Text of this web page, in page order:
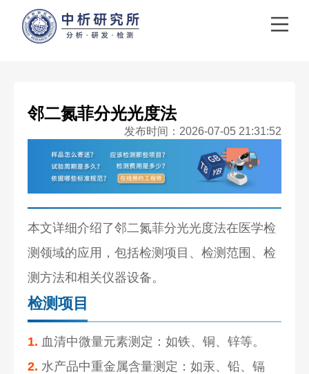
邻二氮菲分光光度法
发布时间：2026-07-05 21:31:52
本文详细介绍了邻二氮菲分光光度法在医学检
测领域的应用，包括检测项目、检测范围、检
测方法和相关仪器设备。
检测项目
1. 血清中微量元素测定：如铁、铜、锌等。
2. 水产品中重金属含量测定：如汞、铅、镉